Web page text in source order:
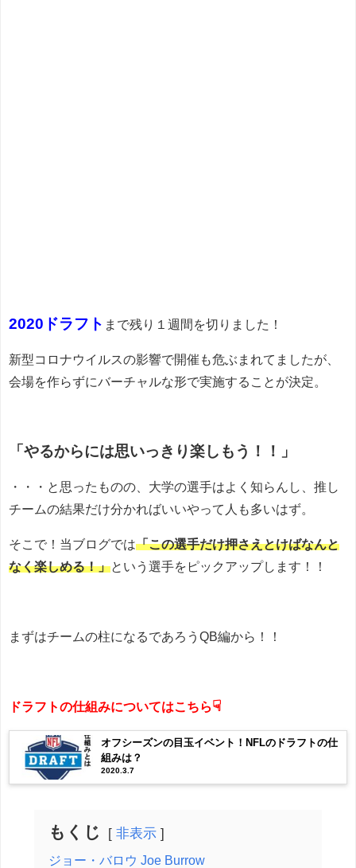
2020ドラフト まで残り１週間を切りました！
新型コロナウイルスの影響で開催も危ぶまれてましたが、
会場を作らずにバーチャルな形で実施することが決定。
「やるからには思いっきり楽しもう！！」
・・・と思ったものの、大学の選手はよく知らんし、推し
チームの結果だけ分かればいいやって人も多いはず。
そこで！当ブログでは「この選手だけ押さえとけばなんと
なく楽しめる！」という選手をピックアップします！！
まずはチームの柱になるであろうQB編から！！
ドラフトの仕組みについてはこちら☟
オフシーズンの目玉イベント！NFLのドラフトの仕
組みは？
2020.3.7
もくじ 非表示
ジョー・バロウ Joe Burrow